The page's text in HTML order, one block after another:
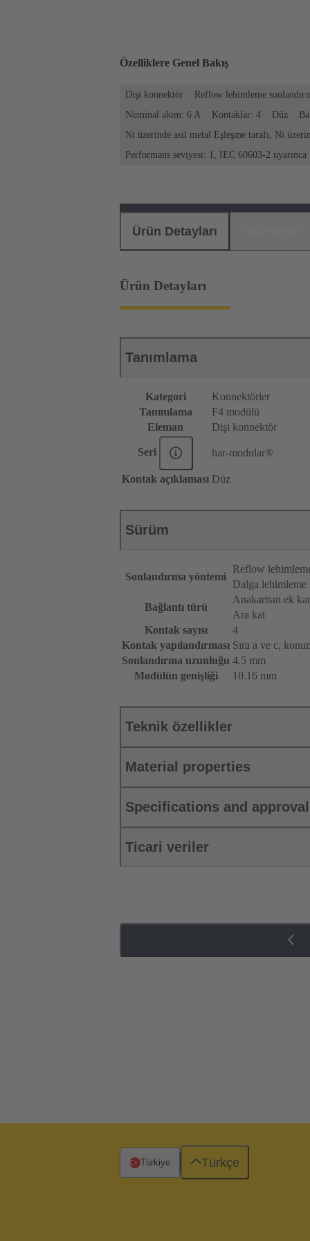
Özelliklere Genel Bakış
Dişi konnektör
Reflow lehimleme
Nominal akım: ‌6 A
Kontaklar: 4 Düz
Ni üzerinde asil metal Eşleşme tarafı, Ni
Performans seviyesi: 1, IEC 60603-2 uyarınca
Ürün Detayları
Ürün Detayları
Tanımlama
Kategori
Konnektörler
Tanımlama
F4 modülü
Eleman
Dişi konnektör
Seri har-modular®
Kontak açıklaması Düz
Sürüm
Sonlandırma yöntemi
Reflow
Dalga lehimleme
Bağlantı türü
Anakarttan ek
Ara kat
Kontak sayısı
4
Kontak yapılandırması Sıra a ve c,
Sonlandırma uzunluğu 4.5 mm
Modülün genişliği
10.16 mm
Teknik özellikler
Material properties
Specifications and
Ticari veriler
Türkiye Türkçe